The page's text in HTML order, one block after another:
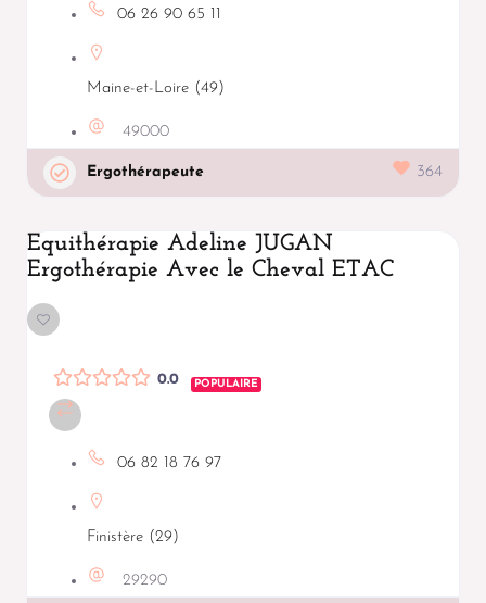
06 26 90 65 11
Maine-et-Loire (49)
49000
Ergothérapeute 364
Equithérapie Adeline JUGAN
Ergothérapie Avec le Cheval ETAC
0.0 POPULAIRE
06 82 18 76 97
Finistère (29)
29290